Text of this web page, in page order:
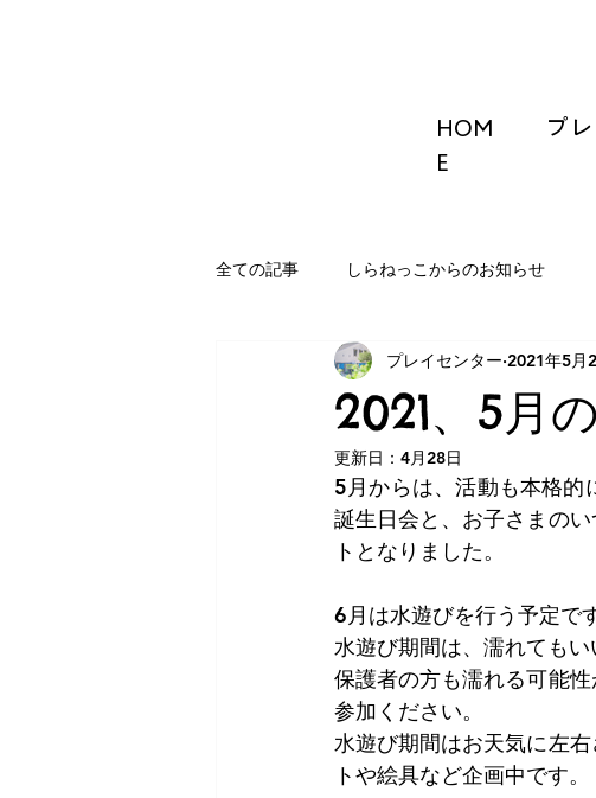
HOM
E
プ
全ての記事 しらねっこからのお知らせ
2021、5月
プレイセンター 2021年5月
更新日： 4月28日
5月からは、活動も本格的
誕生日会と、お子さまの
トとなりました。
6月は水遊びを行う予定で
水遊び期間は、濡れてもい
保護者の方も濡れる可能
参加ください。
水遊び期間はお天気に左
トや絵具など企画中です。